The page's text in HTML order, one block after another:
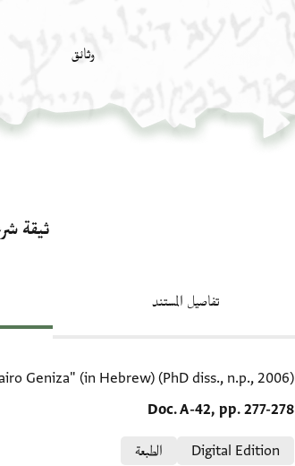
وثائق
ثيقة
تفاصيل المستند
الاقتباس المرجعي
Geniza‎" (in Hebrew) (PhD diss., n.p., 2006).
Location in source
Doc. A-42, pp. 277-278
Digital Edition
الطبعة